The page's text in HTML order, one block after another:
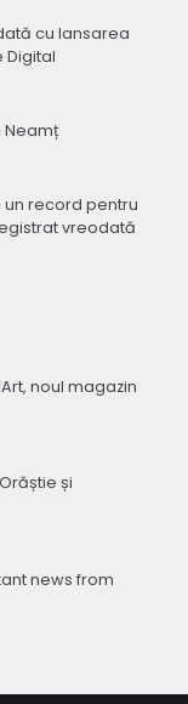
cu lansarea
Digital
Neamț
un record pentru
vreodată
noul magazin
și
news from